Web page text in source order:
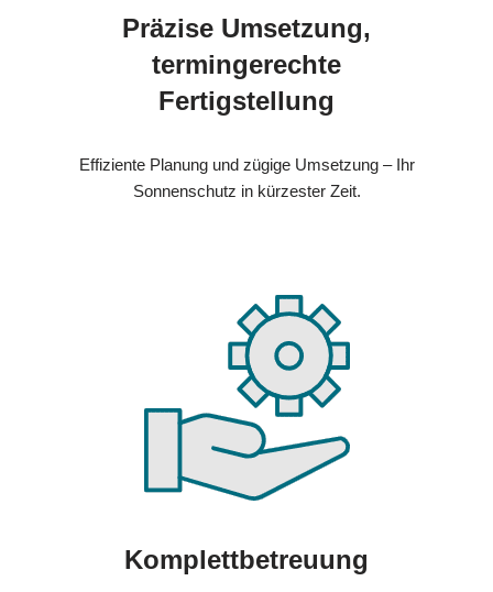
Präzise Umsetzung,
termingerechte
Fertigstellung
Effiziente Planung und zügige Umsetzung – Ihr
Sonnenschutz in kürzester Zeit.
Komplettbetreuung